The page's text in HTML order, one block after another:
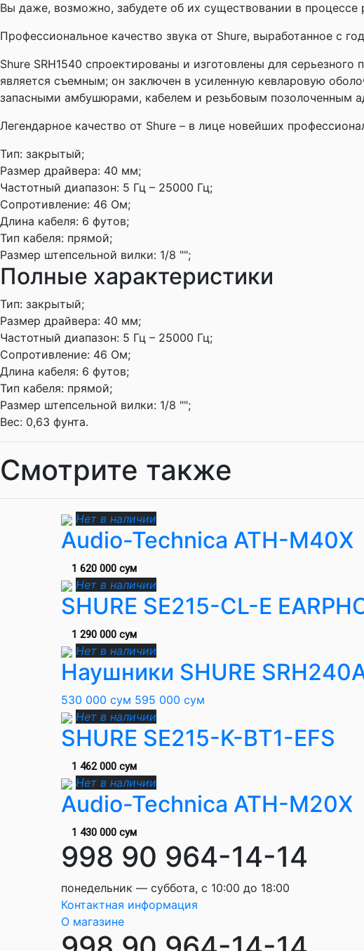
Вы даже, возможно, забудете об их существовании в процессе
Профессиональное качество звука от Shure, выработанное с
Shure SRH1540 спроектированы и изготовлены для
является съемным; он заключен в усиленную кевларовую
запасными амбушюрами, кабелем и резьбовым позолоченным
Легендарное качество от Shure – в лице новейших
Тип: закрытый;
Размер драйвера: 40 мм;
Частотный диапазон: 5 Гц – 25000 Гц;
Сопротивление: 46 Ом;
Длина кабеля: 6 футов;
Тип кабеля: прямой;
Размер штепсельной вилки: 1/8 "";
Полные характеристики
Тип: закрытый;
Размер драйвера: 40 мм;
Частотный диапазон: 5 Гц – 25000 Гц;
Сопротивление: 46 Ом;
Длина кабеля: 6 футов;
Тип кабеля: прямой;
Размер штепсельной вилки: 1/8 "";
Вес: 0,63 фунта.
Смотрите также
Нет в наличии
Audio-Technica ATH-M40X
1 620 000 сум
Нет в наличии
SHURE SE215-CL-E
1 290 000 сум
Нет в наличии
Наушники SHURE
530 000 сум 595 000 сум
Нет в наличии
SHURE SE215-K-BT1-EFS
1 462 000 сум
Нет в наличии
Audio-Technica ATH-M20X
1 430 000 сум
998 90 964-14-14
понедельник — суббота, с 10:00 до 18:00
Контактная информация
О магазине